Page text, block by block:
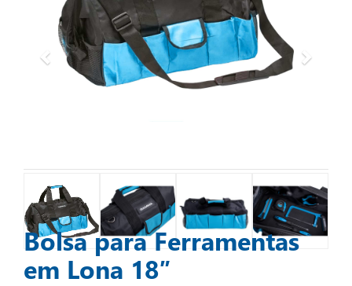
Bolsa para Ferramentas
em Lona 18″